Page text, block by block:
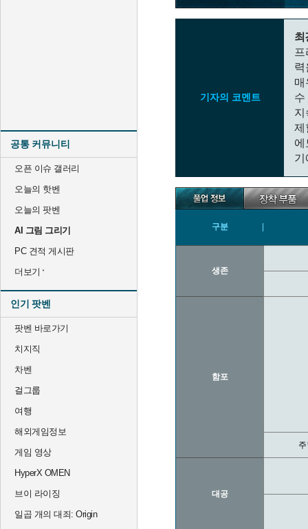
공통 커뮤니티
오픈 이슈 갤러리
오늘의 핫벤
오늘의 팟벤
AI 그림 그리기
PC 견적 게시판
더보기
인기 팟벤
팟벤 바로가기
치지직
차벤
걸그룹
여행
해외게임정보
게임 영상
HyperX OMEN
브이 라이징
일곱 개의 대죄: Origin
기자의 코멘트
최
력
매
수
지
제
에
기
구분
생존
함포
대공